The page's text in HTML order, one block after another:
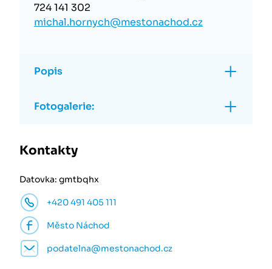
724 141 302
michal.hornych@mestonachod.cz
Popis
Fotogalerie:
Kontakty
Datovka: gmtbqhx
+420 491 405 111
Město Náchod
podatelna@mestonachod.cz